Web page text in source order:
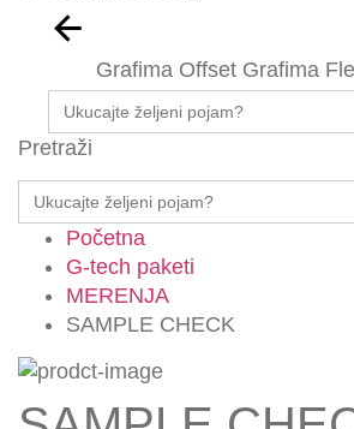
Grafima Offset Grafima
Search
for:
Pretraži
Search
for:
Početna
G-tech paketi
MERENJA
SAMPLE CHECK